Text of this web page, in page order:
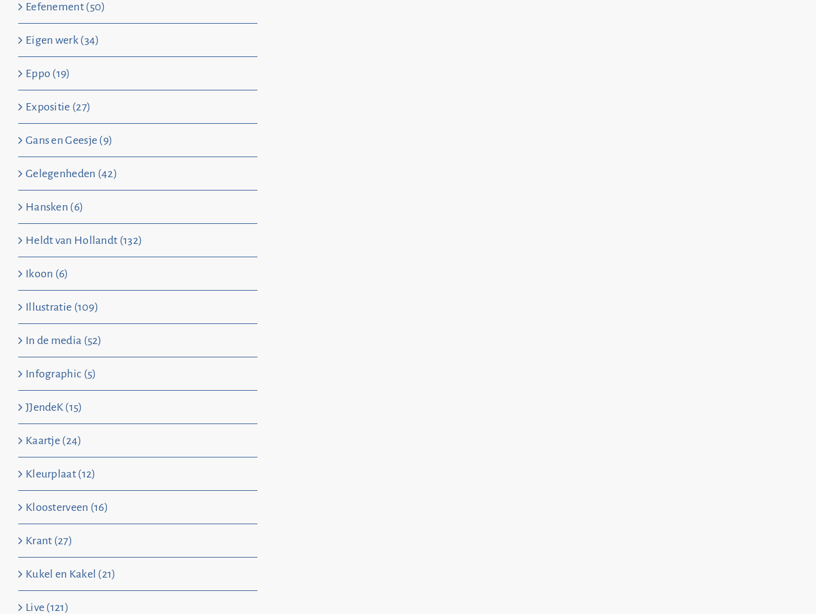
Eefenement (50)
Eigen werk (34)
Eppo (19)
Expositie (27)
Gans en Geesje (9)
Gelegenheden (42)
Hansken (6)
Heldt van Hollandt (132)
Ikoon (6)
Illustratie (109)
In de media (52)
Infographic (5)
JJendeK (15)
Kaartje (24)
Kleurplaat (12)
Kloosterveen (16)
Krant (27)
Kukel en Kakel (21)
Live (121)